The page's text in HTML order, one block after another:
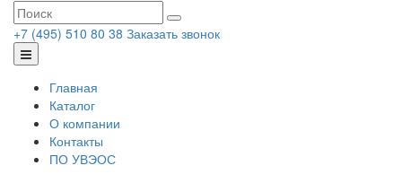
+7 (495) 510 80 38 Заказать звонок
Главная
Каталог
О компании
Контакты
ПО УВЭОС